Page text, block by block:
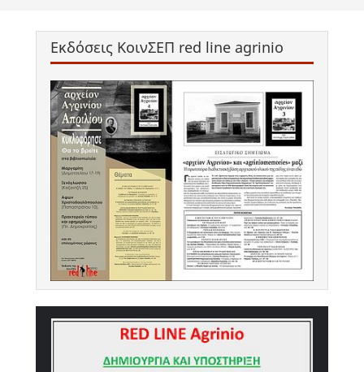
Εκδόσεις ΚοινΣΕΠ red line agrinio